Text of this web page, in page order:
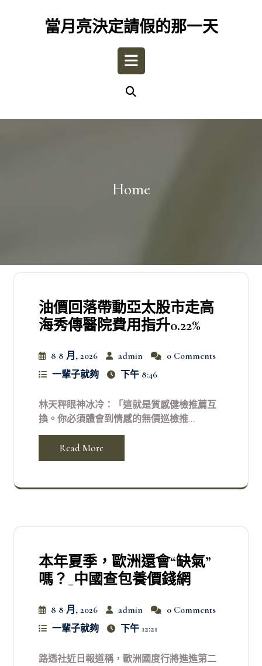
當月亮決定請假的那一天
Open
Home
油價回落帶動亞太股市走高
海秀傳醫院費用指升0.22%
8 8 月, 2026 admin
0 Comments
一輩子就夠
下午 8:46
林天秤眼神冰冷：「這就是質感健檢推薦互
換。你必須體會到情感的無價巡檢推...
Read More
本年夏季，歐洲還會“缺氣”
嗎？_中國查包養價錢網
8 8 月, 2026 admin
0 Comments
一輩子就夠
下午 12:21
路透社近日報道稱，歐洲國度行將進進第二